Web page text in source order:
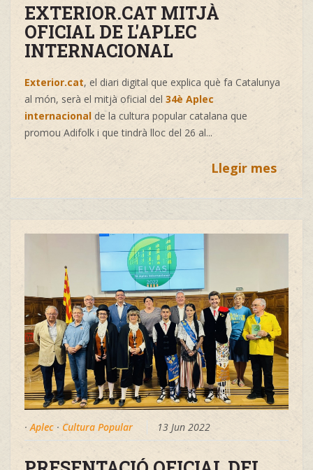
EXTERIOR.CAT MITJÀ
OFICIAL DE L'APLEC
INTERNACIONAL
Exterior.cat, el diari digital que explica què fa Catalunya
al món, serà el mitjà oficial del 34è Aplec
internacional de la cultura popular catalana que
promou Adifolk i que tindrà lloc del 26 al...
Llegir mes
· Aplec · Cultura Popular 13 Jun 2022